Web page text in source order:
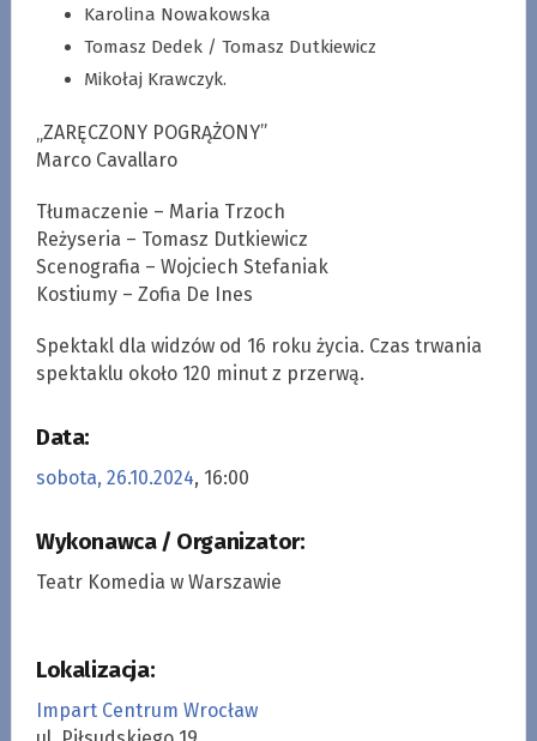
Karolina Nowakowska
Tomasz Dedek / Tomasz Dutkiewicz
Mikołaj Krawczyk.
„ZARĘCZONY POGRĄŻONY”
Marco Cavallaro
Tłumaczenie – Maria Trzoch
Reżyseria – Tomasz Dutkiewicz
Scenografia – Wojciech Stefaniak
Kostiumy – Zofia De Ines
Spektakl dla widzów od 16 roku życia. Czas trwania
spektaklu około 120 minut z przerwą.
Data:
sobota, 26.10.2024, 16:00
Wykonawca / Organizator:
Teatr Komedia w Warszawie
Lokalizacja:
Impart Centrum Wrocław